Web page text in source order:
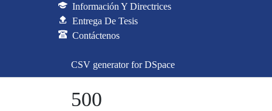
Información Y Directrices
Entrega De Tesis
Contáctenos
CSV generator for DSpace
500